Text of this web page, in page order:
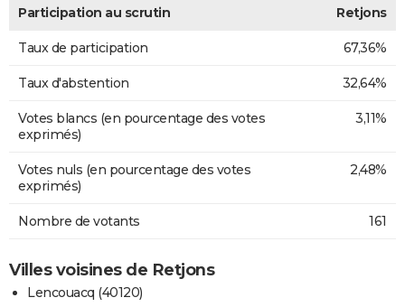
Participation au scrutin Retjons
Taux de participation 67,36%
Taux d'abstention 32,64%
Votes blancs (en pourcentage des votes
exprimés)
3,11%
Votes nuls (en pourcentage des votes
exprimés)
2,48%
Nombre de votants 161
Villes voisines de Retjons
Lencouacq (40120)